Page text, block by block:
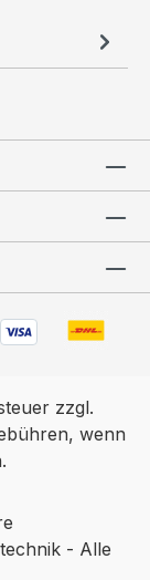
zzgl.
wenn
- Alle